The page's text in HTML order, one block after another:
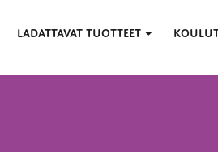
LADATTAVAT TUOTTEET